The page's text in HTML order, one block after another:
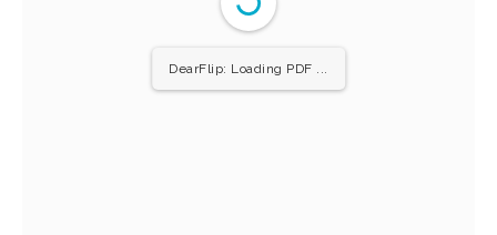
DearFlip: Loading PDF ...